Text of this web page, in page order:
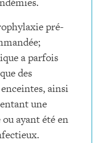
pré-
a parfois
des
ainsi
une
ayant été en